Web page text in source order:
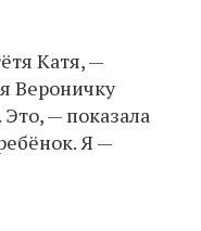
Катя, —
Вероничку
— показала
Я —